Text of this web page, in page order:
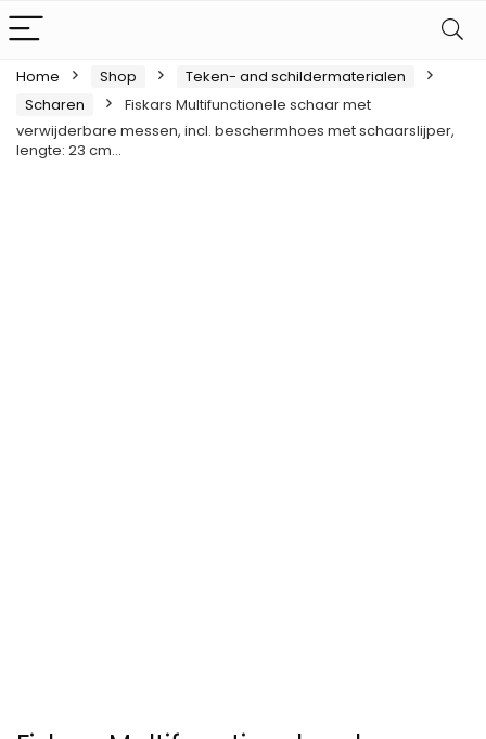
Home Shop
Teken- and schildermaterialen
Scharen
Fiskars Multifunctionele schaar met
verwijderbare messen, incl. beschermhoes met schaarslijper,
lengte: 23 cm…